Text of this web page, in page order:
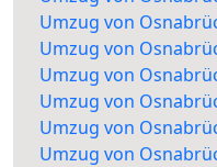
Umzug von
Umzug von
Umzug von
Umzug von
Umzug von
Umzug von